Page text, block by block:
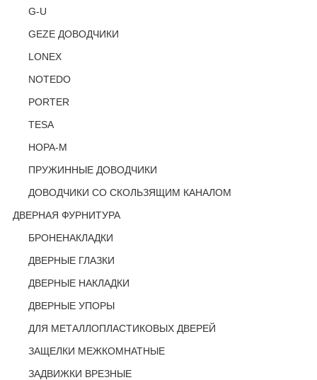
G-U
GEZE ДОВОДЧИКИ
LONEX
NOTEDO
PORTER
TESA
НОРА-М
ПРУЖИННЫЕ ДОВОДЧИКИ
ДОВОДЧИКИ СО СКОЛЬЗЯЩИМ КАНАЛОМ
ДВЕРНАЯ ФУРНИТУРА
БРОНЕНАКЛАДКИ
ДВЕРНЫЕ ГЛАЗКИ
ДВЕРНЫЕ НАКЛАДКИ
ДВЕРНЫЕ УПОРЫ
ДЛЯ МЕТАЛЛОПЛАСТИКОВЫХ ДВЕРЕЙ
ЗАЩЕЛКИ МЕЖКОМНАТНЫЕ
ЗАДВИЖКИ ВРЕЗНЫЕ